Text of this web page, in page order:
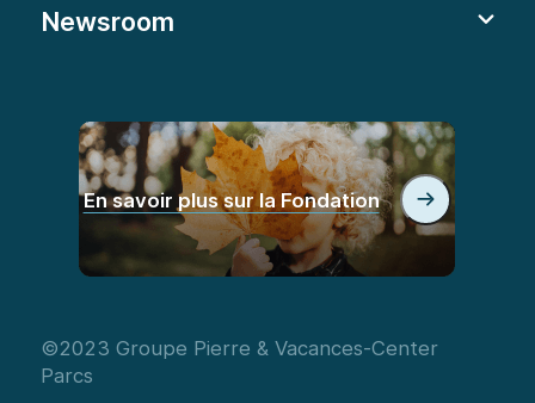
Newsroom
En savoir plus sur la Fondation
©2023 Groupe Pierre & Vacances-Center
Parcs